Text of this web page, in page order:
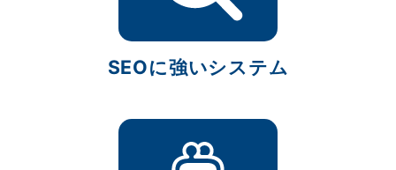
SEOに強いシステム